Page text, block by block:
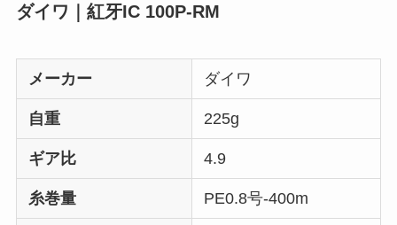
ダイワ｜紅牙IC 100P-RM
メーカー ダイワ
自重 225g
ギア比 4.9
糸巻量 PE0.8号-400m